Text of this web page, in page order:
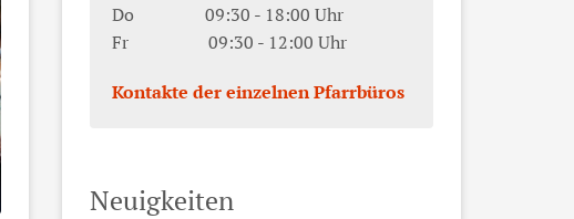
Do 09:30 - 18:00 Uhr
Fr 09:30 - 12:00 Uhr
Kontakte der einzelnen Pfarrbüros
Neuigkeiten